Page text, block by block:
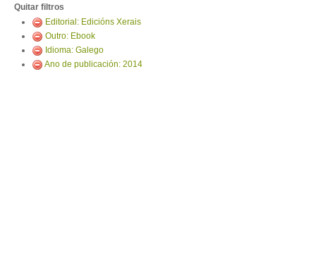
Quitar filtros
Editorial: Edicións Xerais
Outro: Ebook
Idioma: Galego
Ano de publicación: 2014